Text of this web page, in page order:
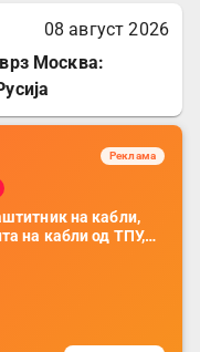
08 август 2026
Москва:
Реклама
на кабли,
на кабли од ТПУ,
на кабли, без
телефони, комплет